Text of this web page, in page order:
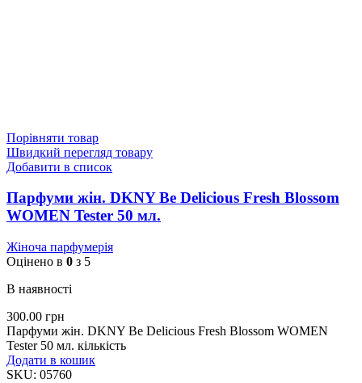
Порівняти товар
Швидкий перегляд товару
Добавити в список
Парфуми жін. DKNY Be Delicious Fresh Blossom
WOMEN Tester 50 мл.
Жіноча парфумерія
Оцінено в 0 з 5
В наявності
300.00 грн
Парфуми жін. DKNY Be Delicious Fresh Blossom WOMEN
Tester 50 мл. кількість
Додати в кошик
SKU: 05760